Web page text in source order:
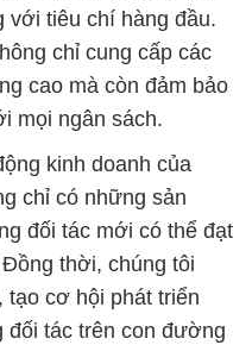
với tiêu chí hàng đầu.
chỉ cung cấp các
cao mà còn đảm bảo
mọi ngân sách.
kinh doanh của
chỉ có những sản
đối tác mới có thể đạt
thời, chúng tôi
tạo cơ hội phát triển
đối tác trên con đường